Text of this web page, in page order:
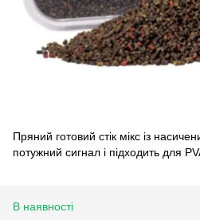
Пряний готовий стік мікс із
потужний сигнал і підходить для
В наявності